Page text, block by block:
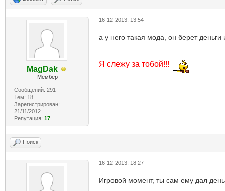
MagDak
Мембер
Сообщений: 291
Тем: 18
Зарегистрирован:
21/11/2012
Репутация: 17
16-12-2013, 13:54
а у него такая мода, он берет
Я слежу за тобой!!!
Поиск
16-12-2013, 18:27
Игровой момент, ты сам ему дал